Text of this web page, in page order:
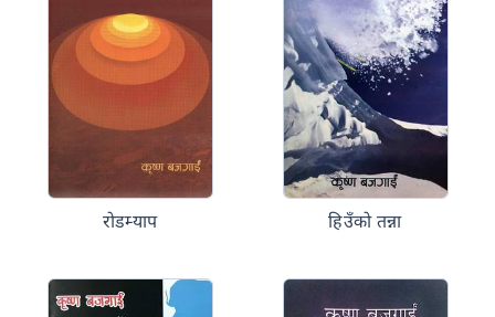
रोडम्याप हिउँको तन्ना